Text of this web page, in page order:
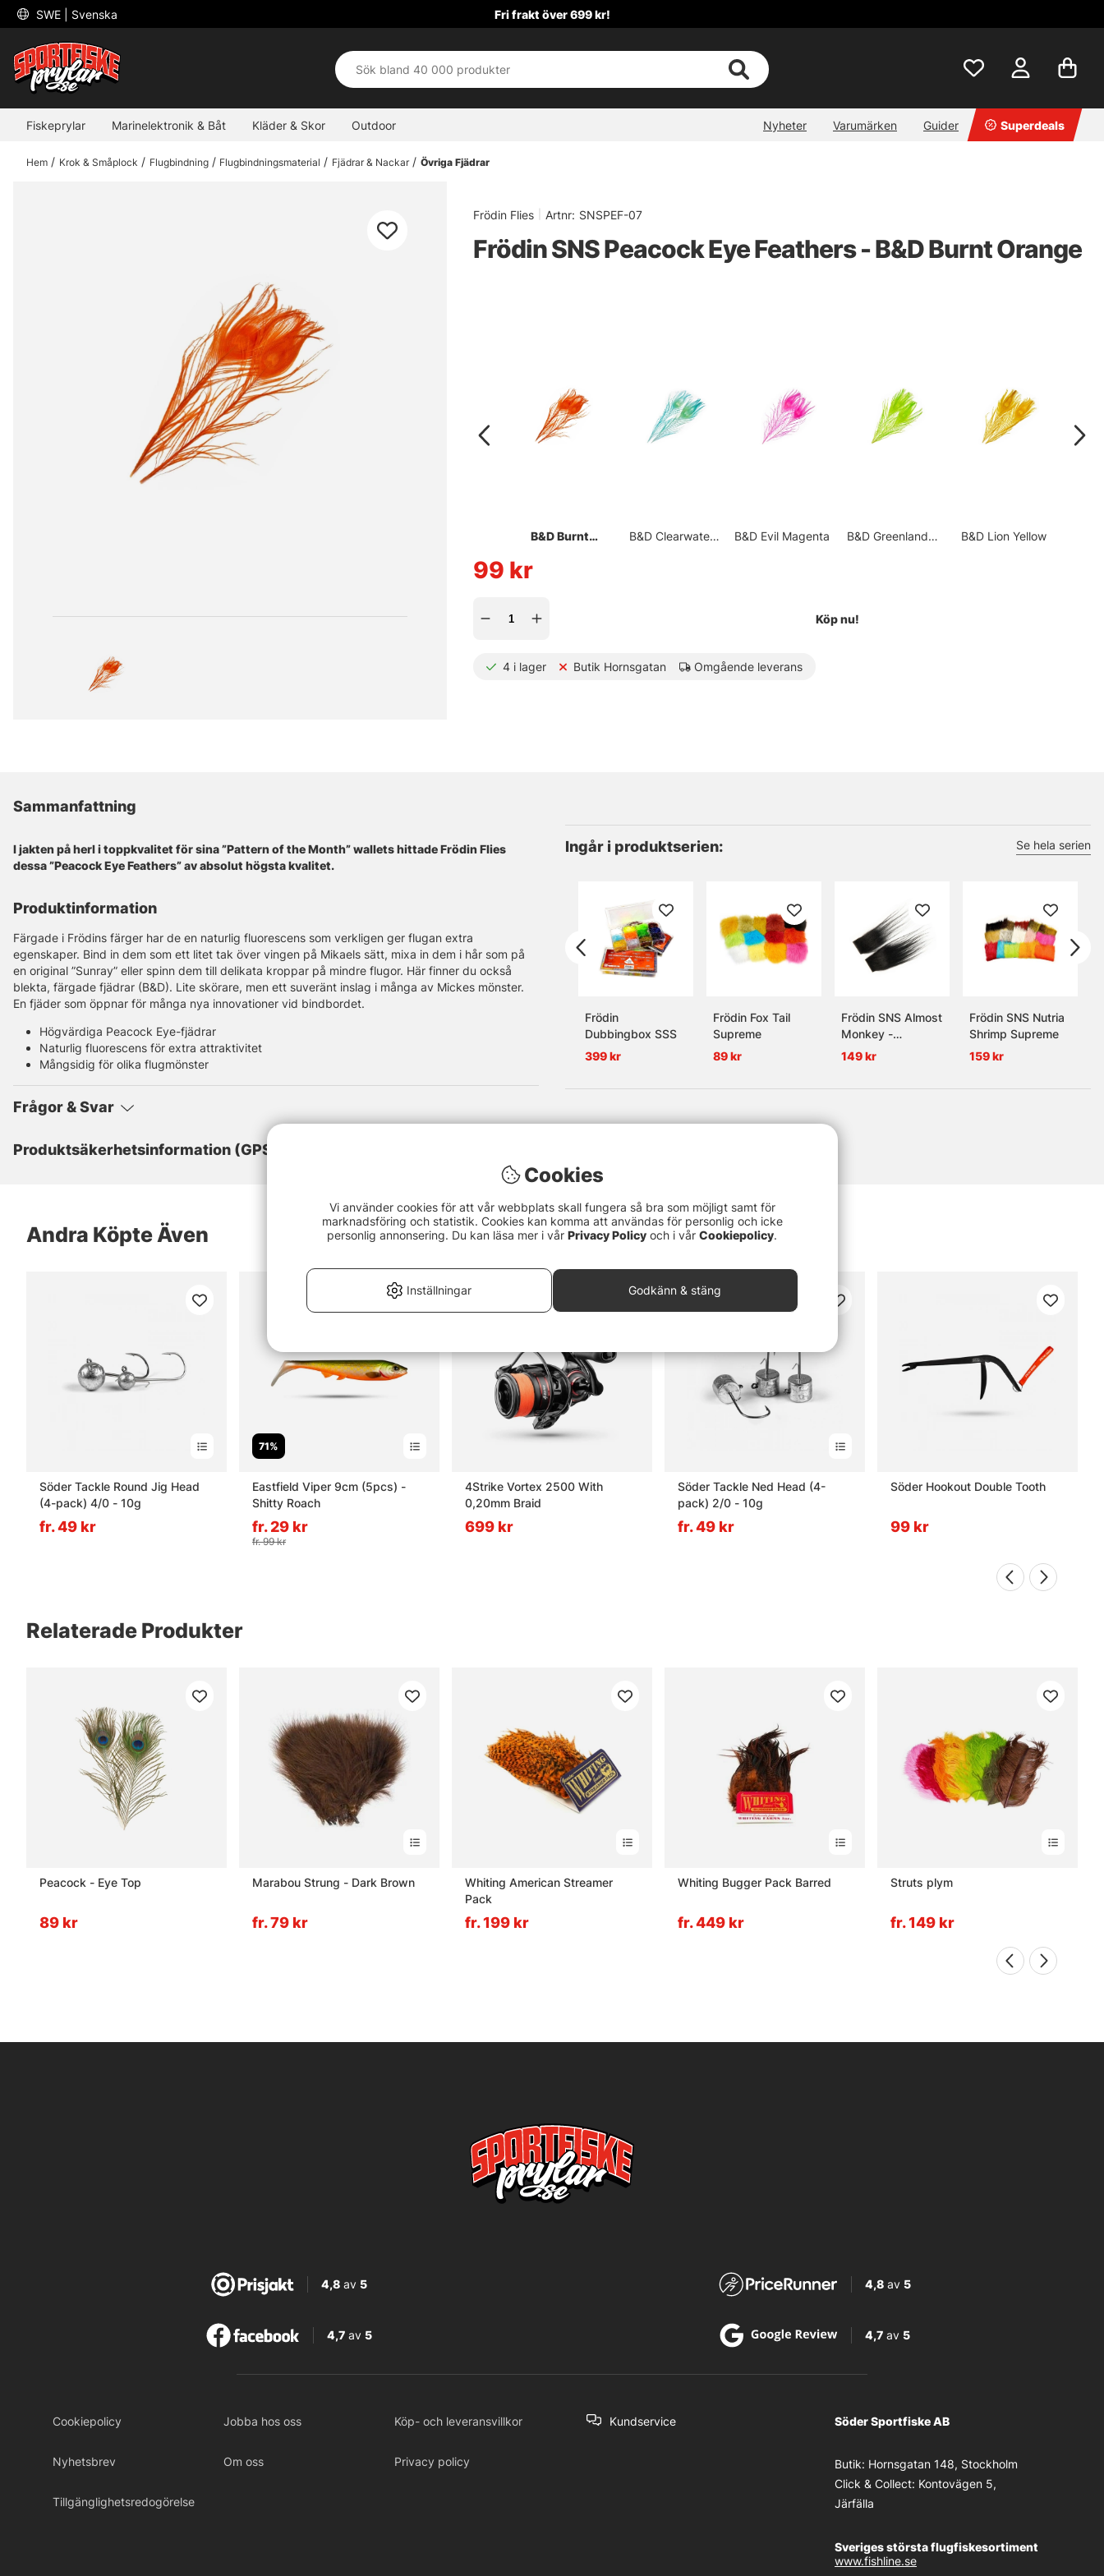
SWE | Svenska Fri frakt över 699 kr!
Fiskeprylar Marinelektronik & Båt Kläder & Skor Outdoor Nyheter Varumärken Guider Superdeals
Hem Krok & Småplock Flugbindning Flugbindningsmaterial Fjädrar & Nackar Övriga Fjädrar
Frödin Flies Artnr: SNSPEF-07
Frödin SNS Peacock Eye Feathers - B&D Burnt Orange
B&D Burnt
B&D Clearwater
B&D Evil Magenta
B&D Greenlander
B&D Lion Yellow
99 kr
Köp nu!
4 i lager Butik Hornsgatan Omgående leverans
Sammanfattning
I jakten på herl i toppkvalitet för sina ”Pattern of the Month” wallets hittade Frödin Flies
dessa ”Peacock Eye Feathers” av absolut högsta kvalitet.
Produktinformation
Färgade i Frödins färger har de en naturlig fluorescens som verkligen ger flugan extra
egenskaper. Bind in dem som ett litet tak över vingen på Mikaels sätt, mixa in dem i hår som på
en original ”Sunray” eller spinn dem till delikata kroppar på mindre flugor. Här finner du också
blekta, färgade fjädrar (B&D). Lite skörare, men ett suveränt inslag i många av Mickes mönster.
En fjäder som öppnar för många nya innovationer vid bindbordet.
Högvärdiga Peacock Eye-fjädrar
Naturlig fluorescens för extra attraktivitet
Mångsidig för olika flugmönster
Frågor & Svar
Produktsäkerhetsinformation (GPSR)
Ingår i produktserien: Se hela serien
Frödin
Dubbingbox SSS
399 kr
Frödin Fox Tail
Supreme
89 kr
Frödin SNS Almost
Monkey -
Charcoal Black
149 kr
Frödin SNS Nutria
Shrimp Supreme
159 kr
Andra Köpte Även
Söder Tackle Round Jig Head
(4-pack) 4/0 - 10g
fr. 49 kr
71%
Eastfield Viper 9cm (5pcs) -
Shitty Roach
fr. 29 kr
fr. 99 kr
4Strike Vortex 2500 With
0,20mm Braid
699 kr
Söder Tackle Ned Head (4-
pack) 2/0 - 10g
fr. 49 kr
Söder Hookout Double Tooth
99 kr
Relaterade Produkter
Peacock - Eye Top
89 kr
Marabou Strung - Dark Brown
fr. 79 kr
Whiting American Streamer
Pack
fr. 199 kr
Whiting Bugger Pack Barred
fr. 449 kr
Struts plym
fr. 149 kr
4,8 av5 4,8av 5
4,7av 5 4,7av 5
Cookiepolicy Jobba hos oss Köp- och leveransvillkor
Nyhetsbrev Om oss Privacy policy
Tillgänglighetsredogörelse
Kundservice Söder Sportfiske AB
Butik: Hornsgatan 148, Stockholm
Click & Collect: Kontovägen 5,
Järfälla
Sveriges största flugfiskesortiment
www.fishline.se
Cookies
Vi använder cookies för att vår webbplats skall fungera så bra som möjligt samt för
marknadsföring och statistik. Cookies kan komma att användas för personlig och icke
personlig annonsering. Du kan läsa mer i vår Privacy Policy och i vår Cookiepolicy.
Inställningar Godkänn & stäng